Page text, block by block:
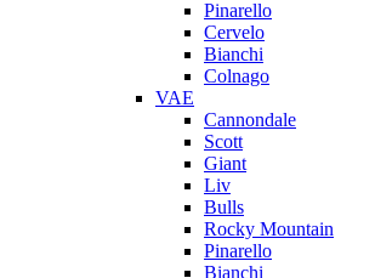
Pinarello
Cervelo
Bianchi
Colnago
VAE
Cannondale
Scott
Giant
Liv
Bulls
Rocky Mountain
Pinarello
Bianchi